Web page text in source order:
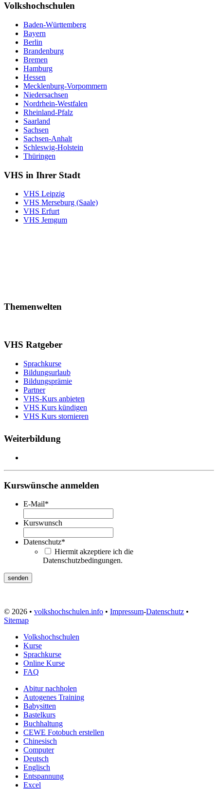
Volkshochschulen
Baden-Württemberg
Bayern
Berlin
Brandenburg
Bremen
Hamburg
Hessen
Mecklenburg-Vorpommern
Niedersachsen
Nordrhein-Westfalen
Rheinland-Pfalz
Saarland
Sachsen
Sachsen-Anhalt
Schleswig-Holstein
Thüringen
VHS in Ihrer Stadt
VHS Leipzig
VHS Merseburg (Saale)
VHS Erfurt
VHS Jemgum
Themenwelten
VHS Ratgeber
Sprachkurse
Bildungsurlaub
Bildungsprämie
Partner
VHS-Kurs anbieten
VHS Kurs kündigen
VHS Kurs stornieren
Weiterbildung
Kurswünsche anmelden
E-Mail*
Kurswunsch
Datenschutz*
Hiermit akzeptiere ich die
Datenschutzbedingungen.
© 2026 • volkshochschulen.info • Impressum-Datenschutz •
Sitemap
Volkshochschulen
Kurse
Sprachkurse
Online Kurse
FAQ
Abitur nachholen
Autogenes Training
Babysitten
Bastelkurs
Buchhaltung
CEWE Fotobuch erstellen
Chinesisch
Computer
Deutsch
Englisch
Entspannung
Excel